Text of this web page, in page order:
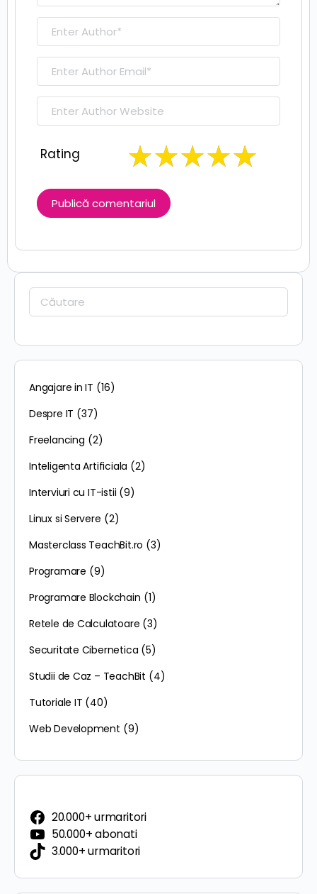
Rating
Caută:
Angajare in IT (16)
Despre IT (37)
Freelancing (2)
Inteligenta Artificiala (2)
Interviuri cu IT-istii (9)
Linux si Servere (2)
Masterclass TeachBit.ro (3)
Programare (9)
Programare Blockchain (1)
Retele de Calculatoare (3)
Securitate Cibernetica (5)
Studii de Caz – TeachBit (4)
Tutoriale IT (40)
Web Development (9)
20.000+ urmaritori
50.000+ abonati
3.000+ urmaritori